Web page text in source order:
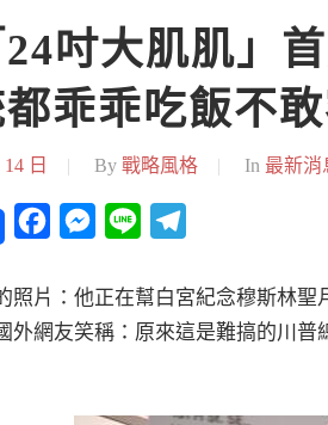
24吋大肌肌」
乖乖吃飯不
日 By 戰略風格 In 最新消
FacebookMessenger
Line
照片：他正在幫白宮紀念穆斯林
外網友笑稱：原來這是難搞的川